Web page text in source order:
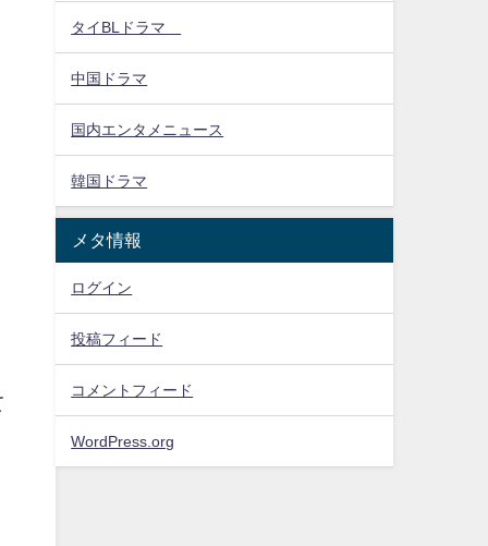
タイBLドラマ
中国ドラマ
国内エンタメニュース
韓国ドラマ
メタ情報
ログイン
投稿フィード
コメントフィード
WordPress.org